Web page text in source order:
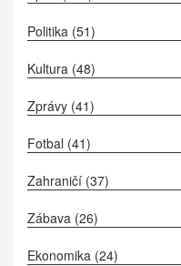
Politika (51)
Kultura (48)
Zprávy (41)
Fotbal (41)
Zahraničí (37)
Zábava (26)
Ekonomika (24)